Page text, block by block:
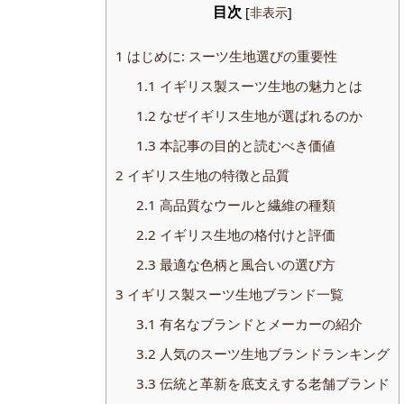
目次 [非表示]
1 はじめに: スーツ生地選びの重要性
1.1 イギリス製スーツ生地の魅力とは
1.2 なぜイギリス生地が選ばれるのか
1.3 本記事の目的と読むべき価値
2 イギリス生地の特徴と品質
2.1 高品質なウールと繊維の種類
2.2 イギリス生地の格付けと評価
2.3 最適な色柄と風合いの選び方
3 イギリス製スーツ生地ブランド一覧
3.1 有名なブランドとメーカーの紹介
3.2 人気のスーツ生地ブランドランキング
3.3 伝統と革新を底支えする老舗ブランド